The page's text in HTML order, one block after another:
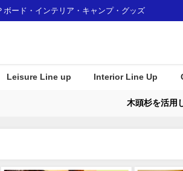
ード・インテリア・キャンプ・グッズ
Leisure Line up Interior Line Up
木頭杉を活用